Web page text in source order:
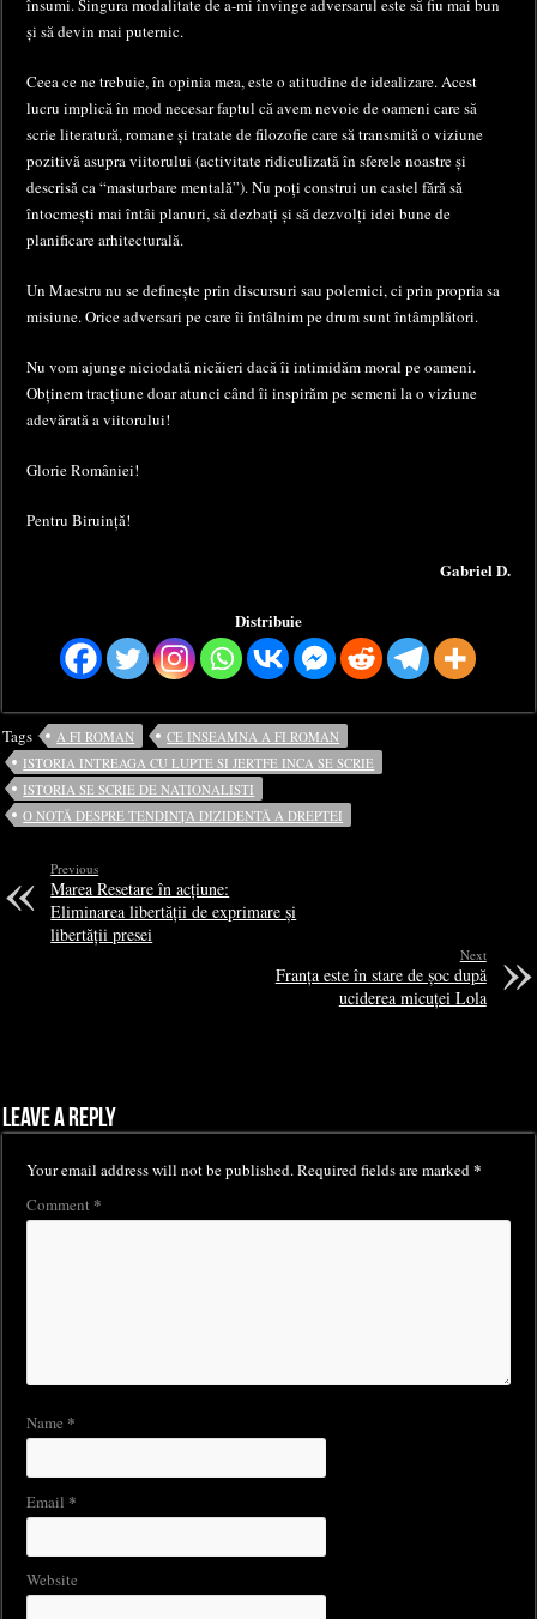
însumi. Singura modalitate de a-mi învinge adversarul este să fiu mai bun
și să devin mai puternic.
Ceea ce ne trebuie, în opinia mea, este o atitudine de idealizare. Acest
lucru implică în mod necesar faptul că avem nevoie de oameni care să
scrie literatură, romane și tratate de filozofie care să transmită o viziune
pozitivă asupra viitorului (activitate ridiculizată în sferele noastre și
descrisă ca “masturbare mentală”). Nu poți construi un castel fără să
întocmești mai întâi planuri, să dezbați și să dezvolți idei bune de
planificare arhitecturală.
Un Maestru nu se definește prin discursuri sau polemici, ci prin propria sa
misiune. Orice adversari pe care îi întâlnim pe drum sunt întâmplători.
Nu vom ajunge niciodată nicăieri dacă îi intimidăm moral pe oameni.
Obținem tracțiune doar atunci când îi inspirăm pe semeni la o viziune
adevărată a viitorului!
Glorie României!
Pentru Biruință!
Gabriel D.
Distribuie
Tags A FI ROMAN
CE INSEAMNA A FI ROMAN
ISTORIA INTREAGA CU LUPTE SI JERTFE INCA SE SCRIE
ISTORIA SE SCRIE DE NATIONALISTI
O NOTĂ DESPRE TENDINȚA DIZIDENTĂ A DREPTEI
Previous
Marea Resetare în acțiune:
Eliminarea libertății de exprimare și
libertății presei
Next
Franța este în stare de șoc după
uciderea micuței Lola
Leave a Reply
Your email address will not be published.Required fields are marked*
Comment *
Name *
Email *
Website